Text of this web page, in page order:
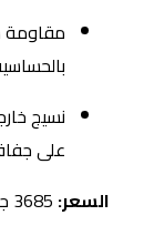
مقاومة
نسيج
على
السعر: